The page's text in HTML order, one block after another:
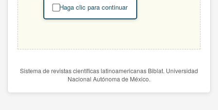
Haga clic para continuar
Sistema de revistas científicas latinoamericanas Biblat. Universidad
Nacional Autónoma de México.